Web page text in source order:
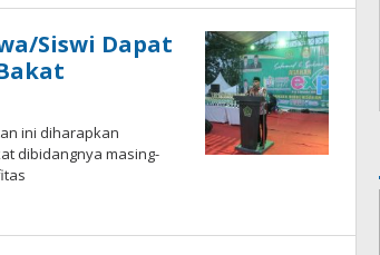
Siswi Dapat
ini diharapkan
dibidangnya masing-